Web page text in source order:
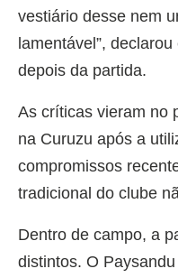
vestiário desse nem
lamentável”,
depois da partida.
As críticas vieram no
na Curuzu após a
compromissos
tradicional do clube
Dentro de campo, a
distintos. O